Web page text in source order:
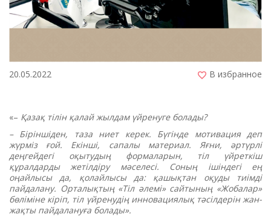
20.05.2022 В избранное
«– Қазақ тілін қалай жылдам үйренуге болады?
– Біріншіден, таза ниет керек. Бүгінде мотивация деп
жүрміз ғой. Екінші, сапалы материал. Яғни, әртүрлі
деңгейдегі оқытудың формаларын, тіл үйреткіш
құралдарды жетілдіру мәселесі. Соның ішіндегі ең
оңайлысы да, қолайлысы да: қашықтан оқуды тиімді
пайдалану. Орталықтың «Тіл әлемі» сайтының «Жобалар»
бөліміне кіріп, тіл үйренудің инновациялық тәсілдерін жан-
жақты пайдалануға болады».